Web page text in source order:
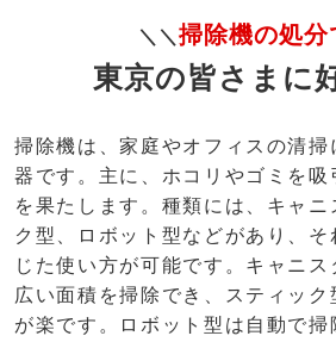
＼＼ 掃除機の処分
東京の皆さまに
掃除機は、家庭やオフィスの清
器です。主に、ホコリやゴミを吸
を果たします。種類には、キャニ
ク型、ロボット型などがあり、
じた使い方が可能です。キャニ
広い面積を掃除でき、スティック
が楽です。ロボット型は自動で掃